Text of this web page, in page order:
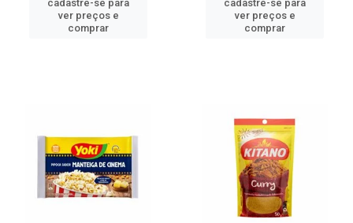
cadastre-se para
ver preços e
comprar
cadastre-se para
ver preços e
comprar